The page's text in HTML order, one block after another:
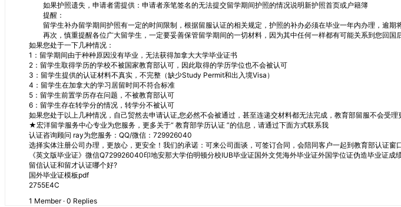
如果护照遗失，申请者需提供：申请者亲笔签名的无法提交留学期间护照的情况说明新护照首页或户籍簿
提醒：
留学生补办留学期间护照有一定的时间限制，根据留服认证的相关规定，护照的补办必须在毕业一年内办理，逾期
再次，慎重提醒各位广大留学生，一定要妥善保管留学期间的一切材料，因为其中任何一样都有可能关系到您回国
如果您处于一下几种情况：
1：留学期间由于种种原因没有毕业，无法获得加拿大大学毕业证书
2：留学生取得学历的学校不被国家教育部认可，因此取得的学历学位也不会被认可
3：留学生提供的认证材料不真实，不完整（缺少Study Permit和出入境Visa）
4：留学生在加拿大的学习居留时间不符合标准
5：留学生前置学历存在问题，不被教育部认可
6：留学生存在转学分的情况，转学分不被认可
如果您处于以上几种情况，自己贸然去申请认证,您必然不会被通过，甚至连递交材料都无法完成，教育部留服不会受
★宏洋留学服务中心专业为您服务，更多关于“ 教育部学历认证 ”的信息，请通过下面方式联系我
认证咨询顾问 ray为您服务：QQ/微信：729926040
选择实体注册公司办理，更放心，更安全！我们的承诺：可来公司面谈，可签订合同，会陪同客户一起到教育部认证
《英文版毕业证》微信Q729926040印地安那大学伯明顿分校IUB毕业证国外文凭海外毕业证外国学位证伪造毕业证
留信认证和留才认证哪个好?
国外毕业证模板pdf
2755E4C
1 Member · 0 Replies